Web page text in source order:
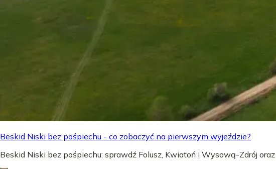
Beskid Niski bez pośpiechu - co zobaczyć na pierwszym wyjeździe?
Beskid Niski bez pośpiechu: sprawdź Folusz, Kwiatoń i Wysową-Zdrój